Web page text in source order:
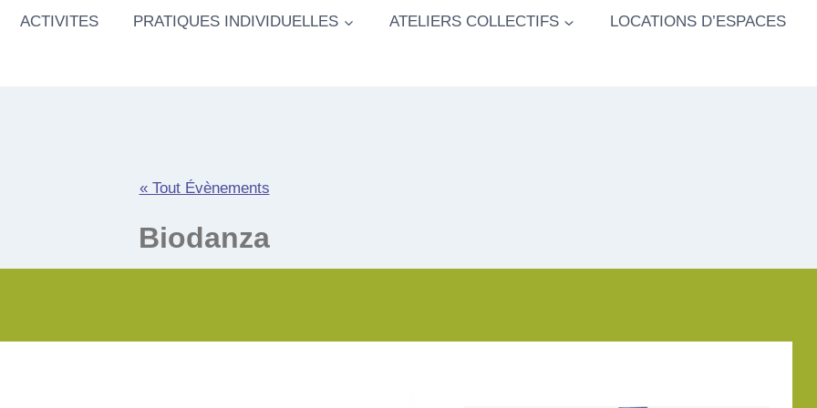
ACTIVITES PRATIQUES INDIVIDUELLES ATELIERS COLLECTIFS LOCATIONS D’ESPACES
« Tout Évènements
Biodanza